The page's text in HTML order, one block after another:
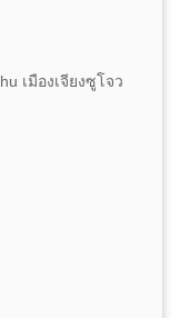
เมืองเจียงซูโจว